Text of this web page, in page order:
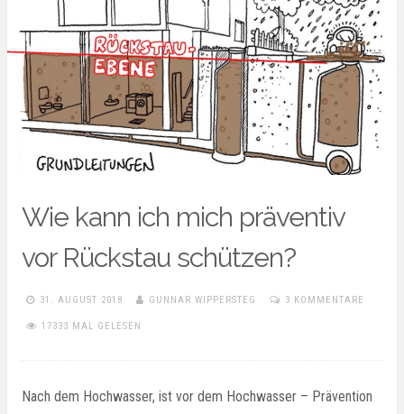
Wie kann ich mich präventiv
vor Rückstau schützen?
31. AUGUST 2018 GUNNAR WIPPERSTEG 3 KOMMENTARE
17333 MAL GELESEN
Nach dem Hochwasser, ist vor dem Hochwasser – Prävention